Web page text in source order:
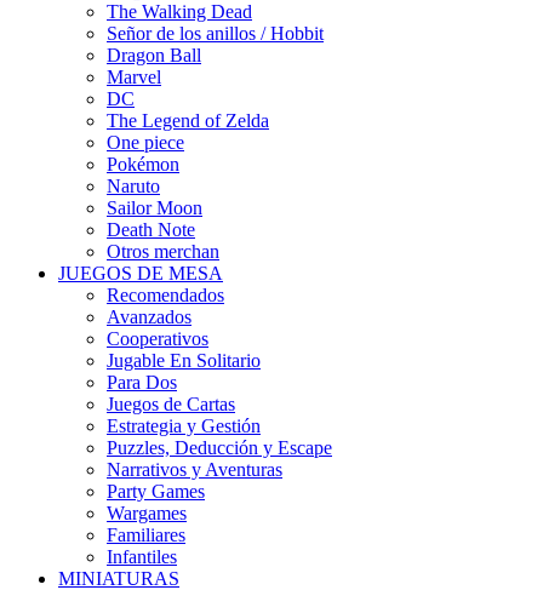
The Walking Dead
Señor de los anillos / Hobbit
Dragon Ball
Marvel
DC
The Legend of Zelda
One piece
Pokémon
Naruto
Sailor Moon
Death Note
Otros merchan
JUEGOS DE MESA
Recomendados
Avanzados
Cooperativos
Jugable En Solitario
Para Dos
Juegos de Cartas
Estrategia y Gestión
Puzzles, Deducción y Escape
Narrativos y Aventuras
Party Games
Wargames
Familiares
Infantiles
MINIATURAS